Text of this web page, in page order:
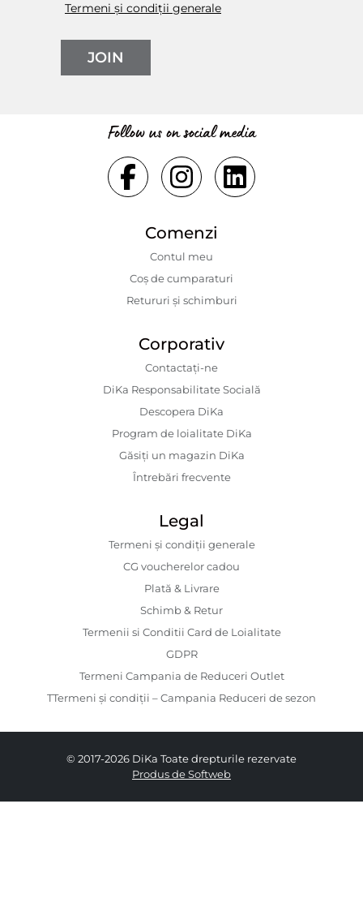
Termeni și condiții generale
JOIN
Follow us on social media
Comenzi
Contul meu
Coș de cumparaturi
Retururi și schimburi
Corporativ
Contactaţi-ne
DiKa Responsabilitate Socială
Descopera DiKa
Program de loialitate DiKa
Găsiți un magazin DiKa
Întrebări frecvente
Legal
Termeni și condiții generale
CG voucherelor cadou
Plată & Livrare
Schimb & Retur
Termenii si Conditii Card de Loialitate
GDPR
Termeni Campania de Reduceri Outlet
TTermeni și condiții – Campania Reduceri de sezon
© 2017-2026 DiKa Toate drepturile rezervate
Produs de Softweb